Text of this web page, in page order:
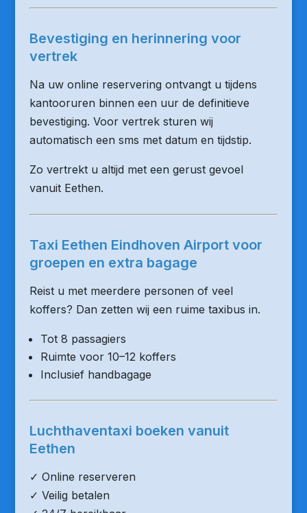
Bevestiging en herinnering voor
vertrek
Na uw online reservering ontvangt u tijdens
kantooruren binnen een uur de definitieve
bevestiging. Voor vertrek sturen wij
automatisch een sms met datum en tijdstip.
Zo vertrekt u altijd met een gerust gevoel
vanuit Eethen.
Taxi Eethen Eindhoven Airport voor
groepen en extra bagage
Reist u met meerdere personen of veel
koffers? Dan zetten wij een ruime taxibus in.
Tot 8 passagiers
Ruimte voor 10–12 koffers
Inclusief handbagage
Luchthaventaxi boeken vanuit
Eethen
✓ Online reserveren
✓ Veilig betalen